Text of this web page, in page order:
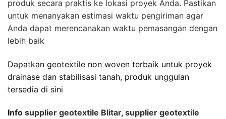
produk secara praktis ke lokasi proyek Anda. Pastikan
untuk menanyakan estimasi waktu pengiriman agar
Anda dapat merencanakan waktu pemasangan dengan
lebih baik
Dapatkan geotextile non woven terbaik untuk proyek
drainase dan stabilisasi tanah, produk unggulan
tersedia di sini
Info supplier geotextile Blitar, supplier geotextile